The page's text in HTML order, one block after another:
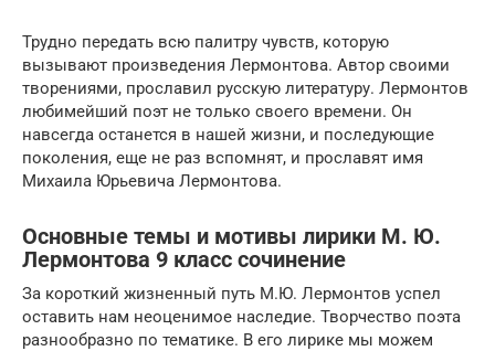
Трудно передать всю палитру чувств, которую
вызывают произведения Лермонтова. Автор своими
творениями, прославил русскую литературу. Лермонтов
любимейший поэт не только своего времени. Он
навсегда останется в нашей жизни, и последующие
поколения, еще не раз вспомнят, и прославят имя
Михаила Юрьевича Лермонтова.
Основные темы и мотивы лирики М. Ю.
Лермонтова 9 класс сочинение
За короткий жизненный путь М.Ю. Лермонтов успел
оставить нам неоценимое наследие. Творчество поэта
разнообразно по тематике. В его лирике мы можем